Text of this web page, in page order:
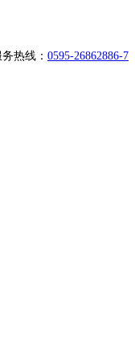
务热线： 0595-26862886-7